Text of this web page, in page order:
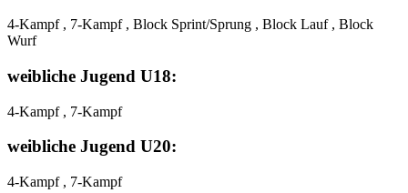
4-Kampf , 7-Kampf , Block Sprint/Sprung , Block Lauf , Block
Wurf
weibliche Jugend U18:
4-Kampf , 7-Kampf
weibliche Jugend U20:
4-Kampf , 7-Kampf